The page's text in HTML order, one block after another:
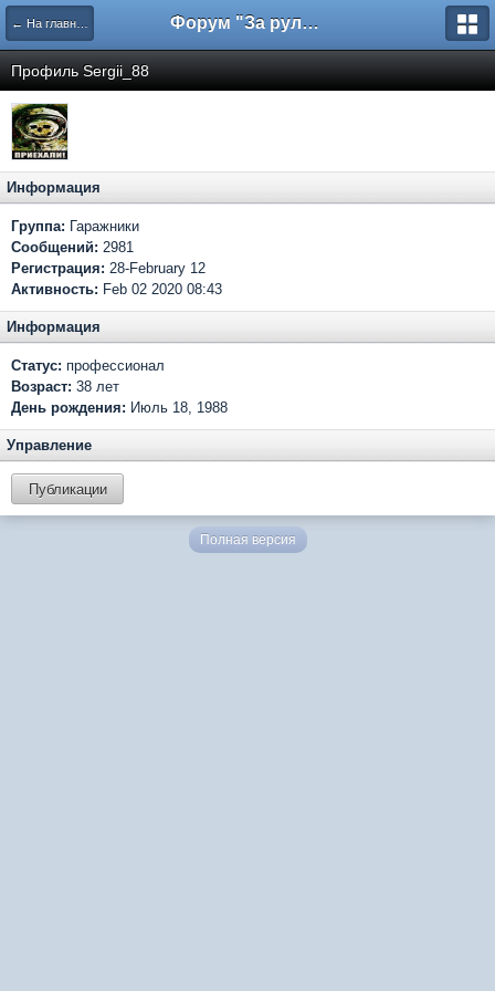
← На главную Форум "За рулем"
Профиль Sergii_88
Информация
Группа: Гаражники
Сообщений: 2981
Регистрация: 28-February 12
Активность: Feb 02 2020 08:43
Информация
Статус: профессионал
Возраст: 38 лет
День рождения: Июль 18, 1988
Управление
Публикации
Полная версия